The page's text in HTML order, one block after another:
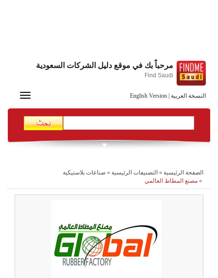
النسخة العربية English Version
مرحباً بك في موقع دليل الشركات السعودية
Find Saudi
Toggle
الصفحة الرئيسية » التصنيفات الرئيسية » صناعات بلاستيكية
» مصنع المطاط العالمي